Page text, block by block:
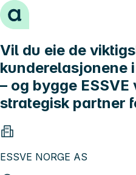
Hopp til innhold
Vil du eie de
kunderelasjonene
– og bygge ESSVE
strategisk partner
ESSVE NORGE AS